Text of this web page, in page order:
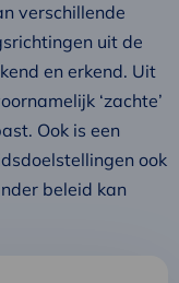
verschillende
uit de
en erkend. Uit
‘zachte’
Ook is een
ook
beleid kan